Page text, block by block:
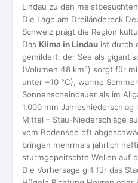
Lindau zu den
Die Lage am Dreiländereck
Schweiz prägt die Region
Das Klima in Lindau ist durch
gemildert: der See als
(Volumen 48 km³) sorgt für
unter −10 °C), warme
Sonnenscheindauer als im
1.000 mm
Mittel – Stau-Niederschläge
vom Bodensee oft
bringen mehrmals jährlich
sturmgepeitschte Wellen auf
Die Vorhersage gilt für das